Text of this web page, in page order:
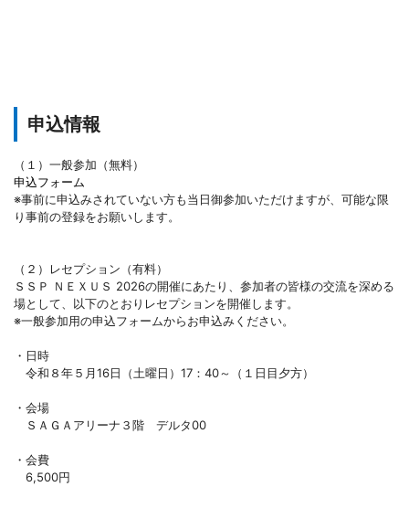
申込情報
（１）一般参加（無料）
申込フォーム
※事前に申込みされていない方も当日御参加いただけますが、可能な限
り事前の登録をお願いします。
（２）レセプション（有料）
ＳＳＰ ＮＥＸＵＳ 2026の開催にあたり、参加者の皆様の交流を深める
場として、以下のとおりレセプションを開催します。
※一般参加用の申込フォームからお申込みください。
・日時
令和８年５月16日（土曜日）17：40～（１日目夕方）
・会場
ＳＡＧＡアリーナ３階 デルタ00
・会費
6,500円